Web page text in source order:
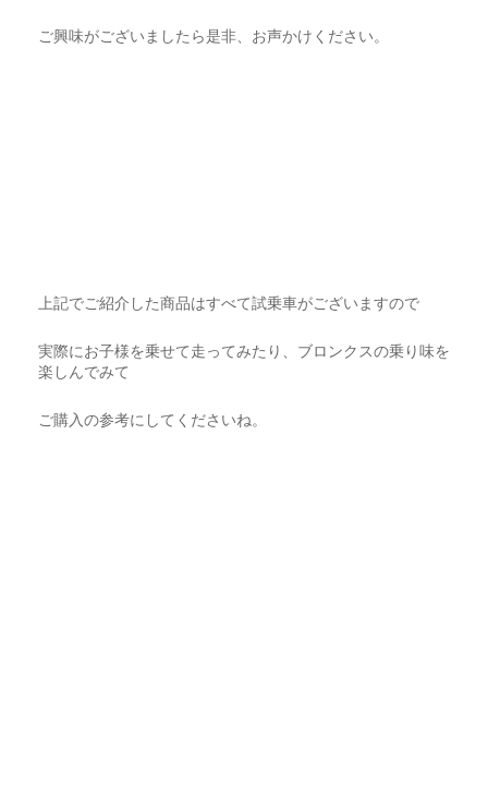
ご興味がございましたら是非、お声かけください。
上記でご紹介した商品はすべて試乗車がございますので
実際にお子様を乗せて走ってみたり、ブロンクスの乗り味を
楽しんでみて
ご購入の参考にしてくださいね。